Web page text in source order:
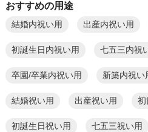
おすすめの用途
結婚内祝い用 出産内祝い用
初誕生日内祝い用 七五三内祝
卒園/卒業内祝い用 新築内祝い
結婚祝い用 出産祝い用 初
初誕生日祝い用 七五三祝い用